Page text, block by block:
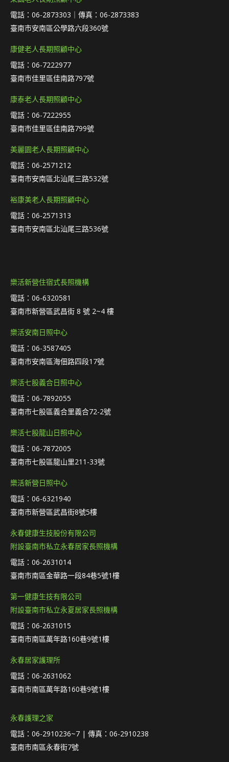
電話：06-2873303｜傳真：06-2873383
臺南市安南區公學路六段360號
康健老人長期照顧中心
電話：06-7222977
臺南市佳里區佳南路797號
康泰老人長期照顧中心
電話：06-7222955
臺南市佳里區佳南路799號
美麗園老人長期照顧中心
電話：06-2571212
臺南市安南區北汕尾三路532號
裕康美老人長期照顧中心
電話：06-2571313
臺南市安南區北汕尾三路536號
樂活新營住宿式長照機構
電話：06-6320581
臺南市新營區武昌街 8 號 2~4 樓
樂活安南日照中心
電話：06-3587405
臺南市安南區海佃路四段17號
樂活七股義合日照中心
電話：06-7892055
臺南市七股區義合里義合72-2號
樂活七股龍山日照中心
電話：06-7872005
臺南市七股區龍山里211-33號
樂活新營日照中心
電話：06-6321940
臺南市新營區武昌街8號5樓
永春健康生技股份有限公司
附設臺南市私立永春居家長照機構
電話：06-2631014
臺南市南區金華路一段84巷5號1樓
第一健康生技有限公司
附設臺南市私立永夏居家長照機構
電話：06-2631015
臺南市南區萬年路160巷9號1樓
永春居家護理所
電話：06-2631062
臺南市南區萬年路160巷9號1樓
永春護理之家
電話：06-2910236~7 | 傳真：06-2910238
臺南市南區永春街7號